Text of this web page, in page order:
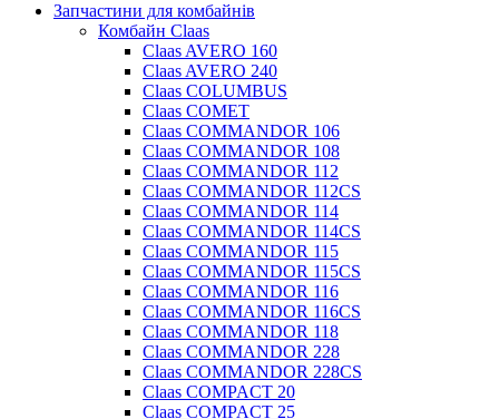
Запчастини для комбайнів
Комбайн Claas
Claas AVERO 160
Claas AVERO 240
Claas COLUMBUS
Claas COMET
Claas COMMANDOR 106
Claas COMMANDOR 108
Claas COMMANDOR 112
Claas COMMANDOR 112CS
Claas COMMANDOR 114
Claas COMMANDOR 114CS
Claas COMMANDOR 115
Claas COMMANDOR 115CS
Claas COMMANDOR 116
Claas COMMANDOR 116CS
Claas COMMANDOR 118
Claas COMMANDOR 228
Claas COMMANDOR 228CS
Claas COMPACT 20
Claas COMPACT 25